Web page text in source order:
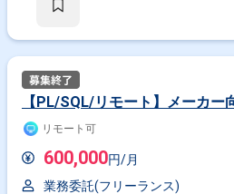
【PL/SQL/リモート】メーカー
リモート可
600,000円/月
業務委託(フリーランス)